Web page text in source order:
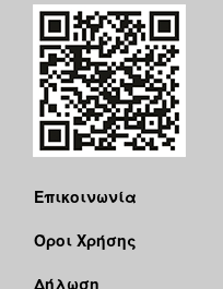
Επικοινωνία
Όροι Χρήσης
Δήλωση